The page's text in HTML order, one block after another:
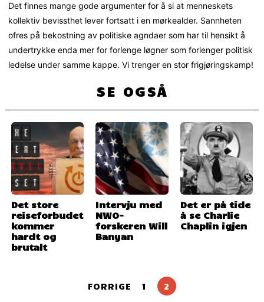
Det finnes mange gode argumenter for å si at menneskets
kollektiv bevissthet lever fortsatt i en mørkealder. Sannheten
ofres på bekostning av politiske agndaer som har til hensikt å
undertrykke enda mer for forlenge løgner som forlenger politisk
ledelse under samme kappe. Vi trenger en stor frigjøringskamp!
SE OGSÅ
Det store
reiseforbudet
kommer
hardt og
brutalt
Intervju med
NWO-
forskeren Will
Banyan
Det er på tide
å se Charlie
Chaplin igjen
FORRIGE 1 2